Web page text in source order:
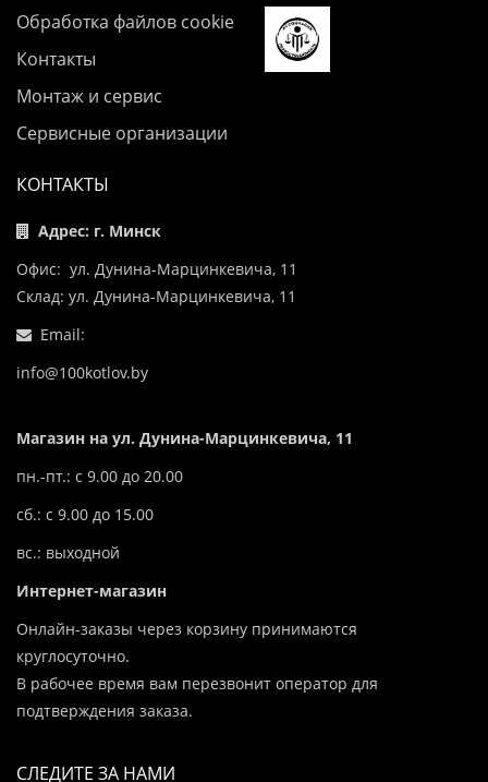
Обработка файлов cookie
Контакты
Монтаж и сервис
Сервисные организации
КОНТАКТЫ
Адрес: г. Минск
Офис: ул. Дунина-Марцинкевича, 11
Склад: ул. Дунина-Марцинкевича, 11
Email:
info@100kotlov.by
Магазин на ул. Дунина-Марцинкевича, 11
пн.-пт.: с 9.00 до 20.00
сб.: с 9.00 до 15.00
вс.: выходной
Интернет-магазин
Онлайн-заказы через корзину принимаются
круглосуточно.
В рабочее время вам перезвонит оператор для
подтверждения заказа.
СЛЕДИТЕ ЗА НАМИ